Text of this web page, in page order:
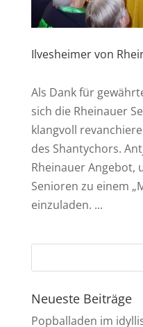
Ilvesheimer von
Als Dank für
sich die Rheinauer
klangvoll
des Shantychors.
Rheinauer Angebot,
Senioren zu einem
einzuladen. ...
Neueste Beiträge
Popballaden im